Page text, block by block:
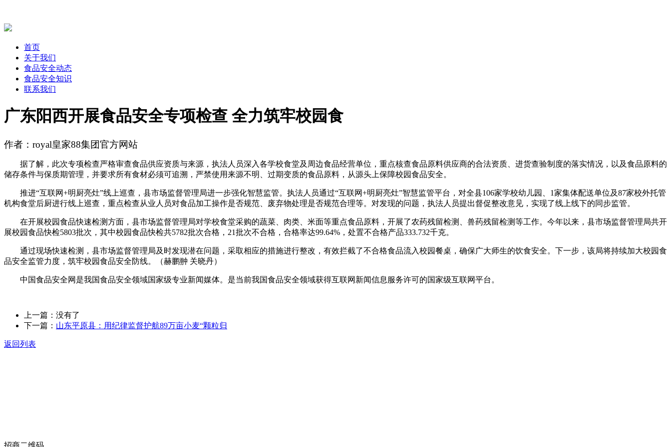
首页
关于我们
食品安全动态
食品安全知识
联系我们
广东阳西开展食品安全专项检查 全力筑牢校园食
作者：royal皇家88集团官方网站
据了解，此次专项检查严格审查食品供应资质与来源，执法人员深入各学校食堂及周边食品经营单位，重点核查食品原料供应商的合法资质、进货查验制度的落实情况，以及食品原料的
储存条件与保质期管理，并要求所有食材必须可追溯，严禁使用来源不明、过期变质的食品原料，从源头上保障校园食品安全。
推进“互联网+明厨亮灶”线上巡查，县市场监督管理局进一步强化智慧监管。执法人员通过“互联网+明厨亮灶”智慧监管平台，对全县106家学校幼儿园、1家集体配送单位及87家校外托管
机构食堂后厨进行线上巡查，重点检查从业人员对食品加工操作是否规范、废弃物处理是否规范合理等。对发现的问题，执法人员提出督促整改意见，实现了线上线下的同步监管。
在开展校园食品快速检测方面，县市场监督管理局对学校食堂采购的蔬菜、肉类、米面等重点食品原料，开展了农药残留检测、兽药残留检测等工作。今年以来，县市场监督管理局共开
展校园食品快检5803批次，其中校园食品快检共5782批次合格，21批次不合格，合格率达99.64%，处置不合格产品333.732千克。
通过现场快速检测，县市场监督管理局及时发现潜在问题，采取相应的措施进行整改，有效拦截了不合格食品流入校园餐桌，确保广大师生的饮食安全。下一步，该局将持续加大校园食
品安全监管力度，筑牢校园食品安全防线。（赫鹏翀 关晓丹）
中国食品安全网是我国食品安全领域国家级专业新闻媒体。是当前我国食品安全领域获得互联网新闻信息服务许可的国家级互联网平台。
上一篇：没有了
下一篇： 山东平原县：用纪律监督护航89万亩小麦“颗粒归
返回列表
招商二维码